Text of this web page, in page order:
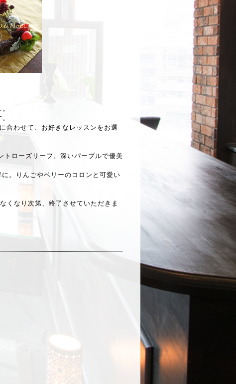
合わせて、お好きなレッスンをお選
トローズリーフ。深いパープルで優美
。りんごやベリーのコロンと可愛い
くなり次第、終了させていただきま